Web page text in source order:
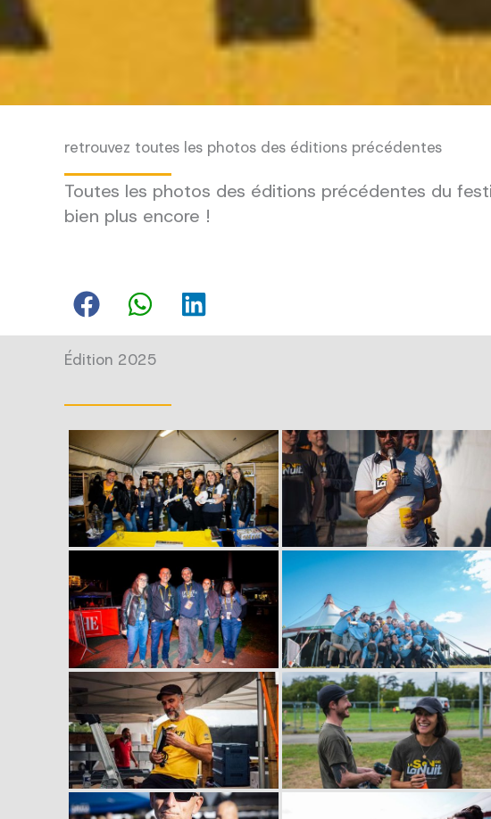
retrouvez toutes les photos des éditions précédentes
Toutes les photos des éditions précédentes du
bien plus encore !
Édition 2025